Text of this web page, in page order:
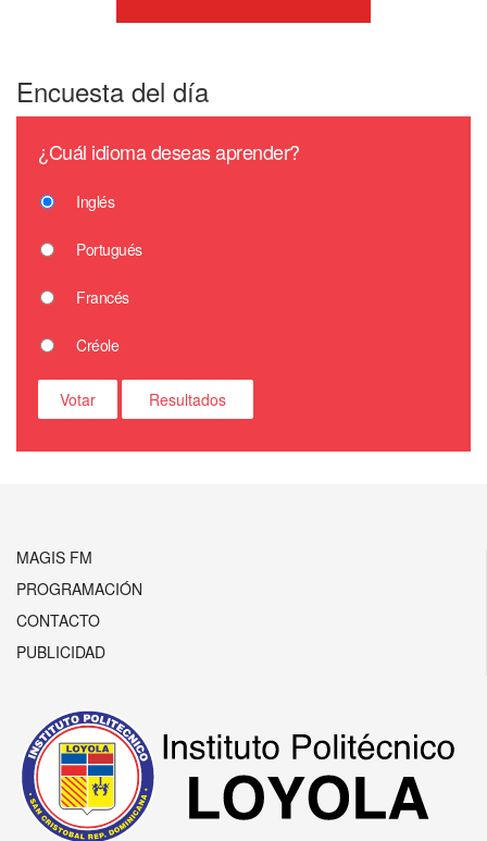
Encuesta del día
¿Cuál idioma deseas aprender?
Inglés
Portugués
Francés
Créole
MAGIS FM
PROGRAMACIÓN
CONTACTO
PUBLICIDAD